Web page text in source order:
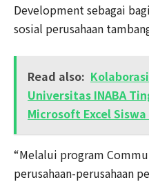
Development sebagai
sosial perusahaan
Read also:
Universitas INABA
Microsoft Excel
“Melalui program
perusahaan-perusahaan